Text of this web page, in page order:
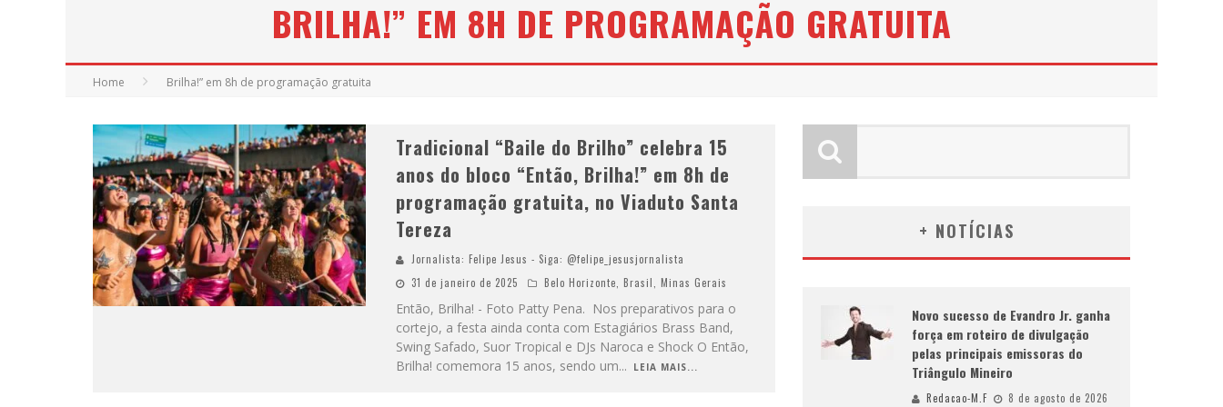
P
ROJETA CULTURA ABRE INSCRIÇÕES GRATUITAS EM CONSELHEIRO LAFAIETE PARA OFICINAS DE ELABORAÇÃO DE PROJETOS CULTURAIS E INTELIGÊNCIA ARTIFICIAL
BRILHA!” EM 8H DE PROGRAMAÇÃO GRATUITA
Home Brilha!” em 8h de programação gratuita
Tradicional “Baile do Brilho” celebra 15
anos do bloco “Então, Brilha!” em 8h de
programação gratuita, no Viaduto Santa
Tereza
Jornalista: Felipe Jesus - Siga: @felipe_jesusjornalista
31 de janeiro de 2025
Belo Horizonte Brasil Minas Gerais
Então, Brilha! - Foto Patty Pena. Nos preparativos para o
cortejo, a festa ainda conta com Estagiários Brass Band,
Swing Safado, Suor Tropical e DJs Naroca e Shock O Então,
Brilha! comemora 15 anos, sendo um... LEIA MAIS...
+ NOTÍCIAS
Novo sucesso de Evandro Jr. ganha
força em roteiro de divulgação
pelas principais emissoras do
Triângulo Mineiro
Redacao-M.F 8 de agosto de 2026